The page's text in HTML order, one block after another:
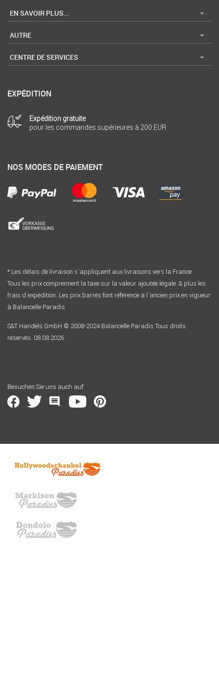
EN SAVOIR PLUS...
AUTRE
CENTRE DE SERVICES
EXPÉDITION
Expédition gratuite
pour les commandes supérieures à 200 EUR
NOS MODES DE PAIEMENT
* Les délais de livraison s´appliquent aux livraisons vers la France
Tous les prix comprennent la taxe sur la valeur ajoutée légale. & plus les
frais d´expédition. Les prix barrés font référence à l´ancien prix en vigueur
à Balancelle Paradis
S&T Handels GmbH © 2008-2024 Balancelle Paradis Tous droits
réservés. 08.08.2026
Besuchen Sie uns auch auf